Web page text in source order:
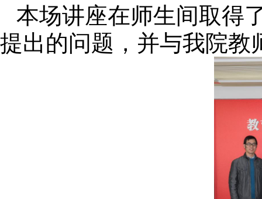
本场讲座在师生间取得
提出的问题，并与我院教